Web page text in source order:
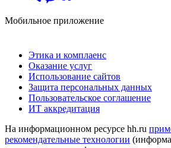
Мобильное приложение
Этика и комплаенс
Оказание услуг
Использование сайтов
Защита персональных данных
Пользовательское соглашение
ИТ аккредитация
На информационном ресурсе hh.ru
рекомендательные технологии